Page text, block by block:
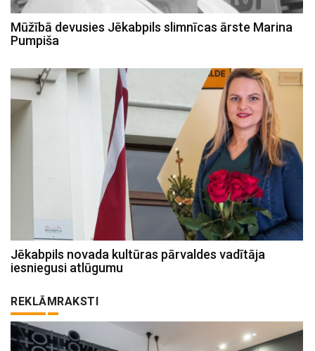
Mūžībā devusies Jēkabpils slimnīcas ārste Marina
Pumpiša
Jēkabpils novada kultūras pārvaldes vadītāja
iesniegusi atlūgumu
REKLĀMRAKSTI